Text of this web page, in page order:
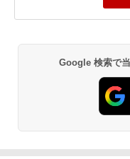
Google 検索で